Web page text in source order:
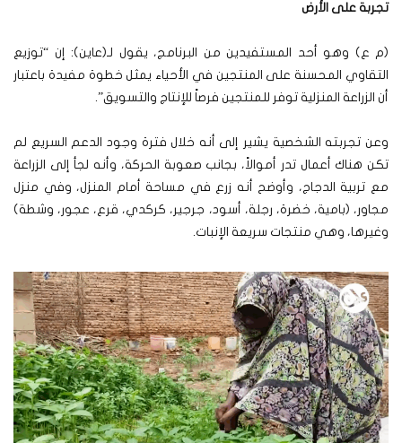
تجربة على الأرض
(م ع) وهو أحد المستفيدين من البرنامج، يقول لـ(عاين): إن “توزيع
التقاوي المحسنة على المنتجين في الأحياء يمثل خطوة مفيدة باعتبار
أن الزراعة المنزلية توفر للمنتجين فرصاً للإنتاج والتسويق”.
وعن تجربته الشخصية يشير إلى أنه خلال فترة وجود الدعم السريع لم
تكن هناك أعمال تدر أموالاً، بجانب صعوبة الحركة، وأنه لجأ إلى الزراعة
مع تربية الدجاج، وأوضح أنه زرع في مساحة أمام المنزل، وفي منزل
مجاور، (بامية، خضرة، رجلة، أسود، جرجير، كركدي، قرع، عجور، وشطة)
وغيرها، وهي منتجات سريعة الإنبات.